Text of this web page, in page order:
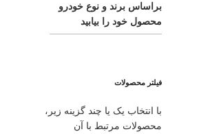
براساس برند و نوع خودرو
محصول خود را بیابید
فیلتر محصولات
با انتخاب یک یا چند گزینه زیر،
محصولات مرتبط با آن